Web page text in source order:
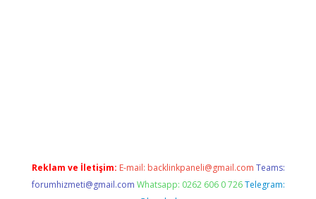
Reklam ve İletişim: E-mail: backlinkpaneli@gmail.com Teams:
forumhizmeti@gmail.com Whatsapp: 0262 606 0 726 Telegram: